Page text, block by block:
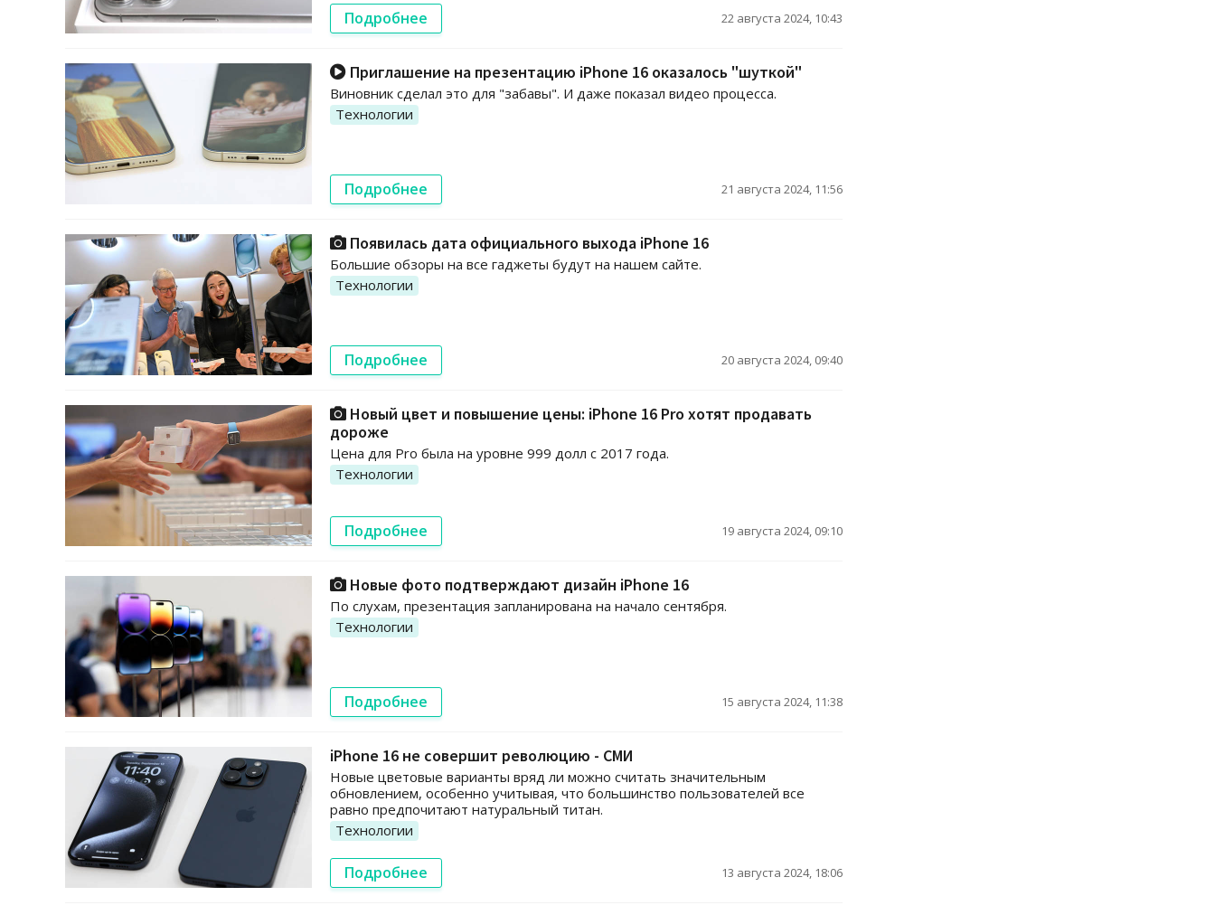
Подробнее 22 августа 2024, 10:43
Приглашение на презентацию iPhone 16 оказалось "шуткой"
Виновник сделал это для "забавы". И даже показал видео процесса.
Технологии
Подробнее 21 августа 2024, 11:56
Появилась дата официального выхода iPhone 16
Большие обзоры на все гаджеты будут на нашем сайте.
Технологии
Подробнее 20 августа 2024, 09:40
Новый цвет и повышение цены: iPhone 16 Pro хотят продавать
дороже
Цена для Pro была на уровне 999 долл с 2017 года.
Технологии
Подробнее 19 августа 2024, 09:10
Новые фото подтверждают дизайн iPhone 16
По слухам, презентация запланирована на начало сентября.
Технологии
Подробнее 15 августа 2024, 11:38
iPhone 16 не совершит революцию - СМИ
Новые цветовые варианты вряд ли можно считать значительным
обновлением, особенно учитывая, что большинство пользователей все
равно предпочитают натуральный титан.
Технологии
Подробнее 13 августа 2024, 18:06